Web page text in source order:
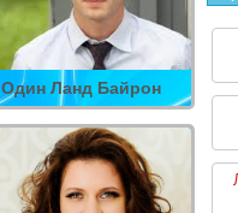
Один Ланд Байрон